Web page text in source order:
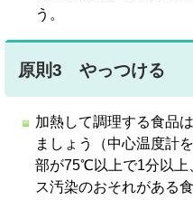
う。
原則3 やっつける
加熱して調理する食品
ましょう（中心温度計
部が75℃以上で1分以上
ス汚染のおそれがある